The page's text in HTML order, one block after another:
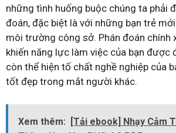
những tình huống buộc chúng ta phải
đoán, đặc biệt là với những bạn trẻ
môi trường công sở. Phán đoán chính
khiến năng lực làm việc của bạn được
còn thể hiện tố chất nghề nghiệp của
tốt đẹp trong mắt người khác.
Xem thêm:
[Tải ebook] Nhạy Cảm